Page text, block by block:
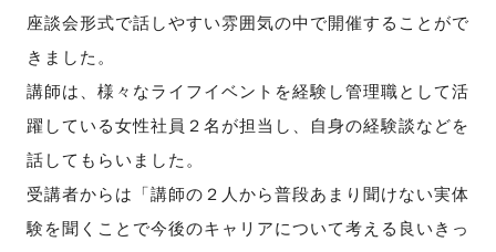
座談会形式で話しやすい雰囲気の中で開催することがで
きました。
講師は、様々なライフイベントを経験し管理職として活
躍している女性社員２名が担当し、自身の経験談などを
話してもらいました。
受講者からは「講師の２人から普段あまり聞けない実体
験を聞くことで今後のキャリアについて考える良いきっ